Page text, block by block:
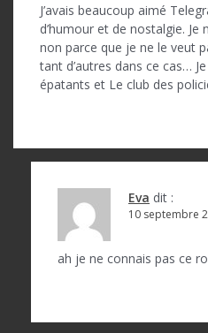
J’avais beaucoup aimé
d’humour et de nostalgie. Je
non parce que je ne le veut
tant d’autres dans ce cas…
épatants et Le club des
Eva dit :
10 septembre
ah je ne connais pas ce